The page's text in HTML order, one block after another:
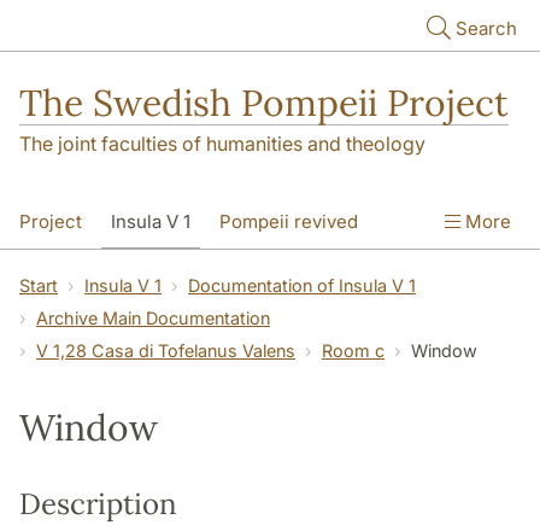
Search
The Swedish Pompeii Project
The joint faculties of humanities and theology
Project Insula V 1 Pompeii revived More
Start Insula V 1
Documentation of Insula V 1
Archive Main Documentation
V 1,28 Casa di Tofelanus Valens
Room c Window
Window
Description